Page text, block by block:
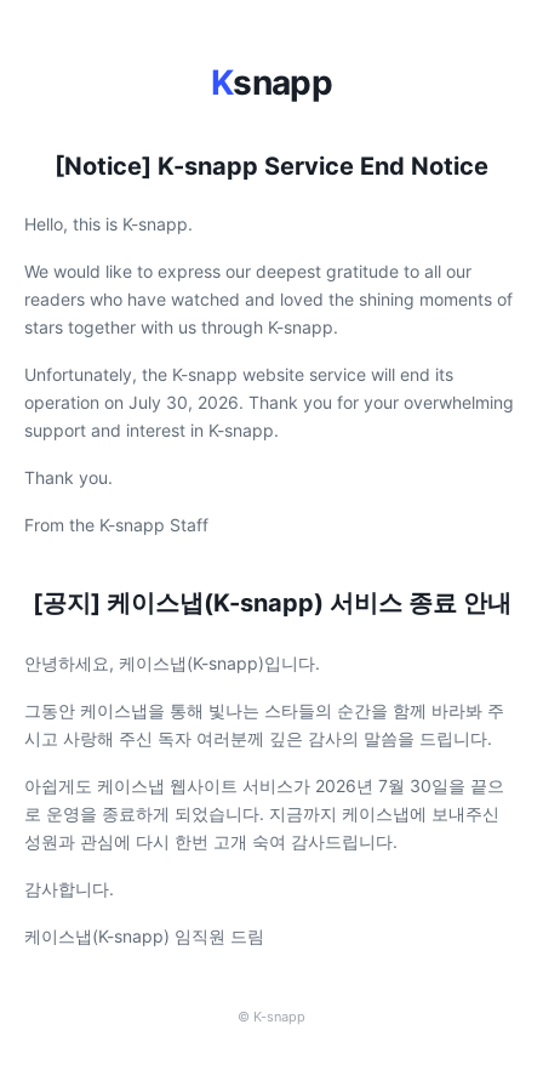
Ksnapp
[Notice] K-snapp Service End Notice
Hello, this is K-snapp.
We would like to express our deepest gratitude to all our
readers who have watched and loved the shining moments of
stars together with us through K-snapp.
Unfortunately, the K-snapp website service will end its
operation on July 30, 2026. Thank you for your overwhelming
support and interest in K-snapp.
Thank you.
From the K-snapp Staff
[공지] 케이스냅(K-snapp) 서비스 종료 안내
안녕하세요, 케이스냅(K-snapp)입니다.
그동안 케이스냅을 통해 빛나는 스타들의 순간을 함께 바라봐 주
시고 사랑해 주신 독자 여러분께 깊은 감사의 말씀을 드립니다.
아쉽게도 케이스냅 웹사이트 서비스가 2026년 7월 30일을 끝으
로 운영을 종료하게 되었습니다. 지금까지 케이스냅에 보내주신
성원과 관심에 다시 한번 고개 숙여 감사드립니다.
감사합니다.
케이스냅(K-snapp) 임직원 드림
© K-snapp